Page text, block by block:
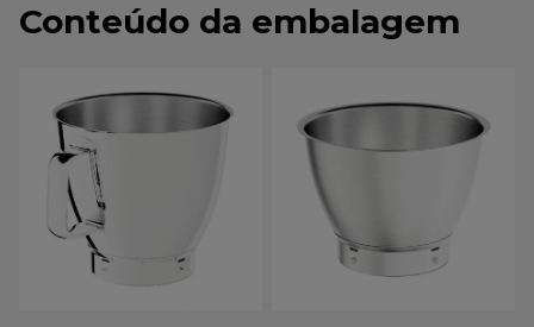
Conteúdo da embalagem